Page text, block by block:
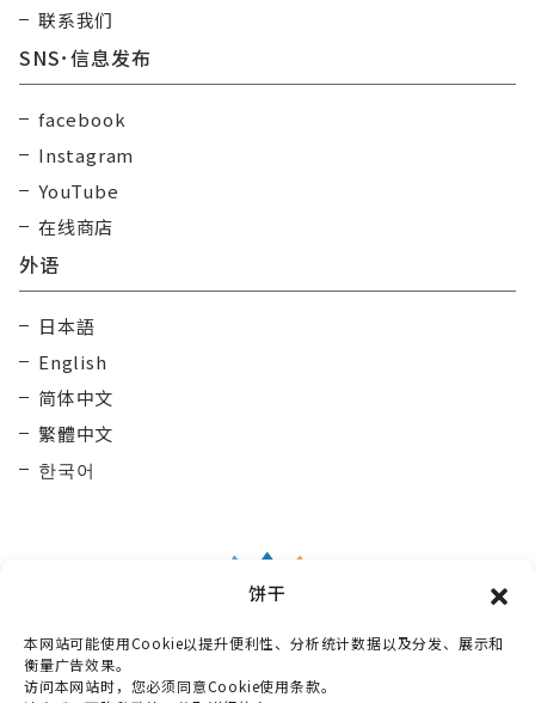
饼干
本网站可能使用Cookie以提升便利性、分析统计数据以及分发、展示和
衡量广告效果。
访问本网站时，您必须同意Cookie使用条款。
联系我们
SNS･信息发布
facebook
Instagram
YouTube
在线商店
外语
日本語
English
简体中文
繁體中文
한국어
Taisetsu Kamui Mintara DMO
〒070-0030